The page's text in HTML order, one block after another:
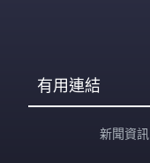
有用連結
新聞資訊